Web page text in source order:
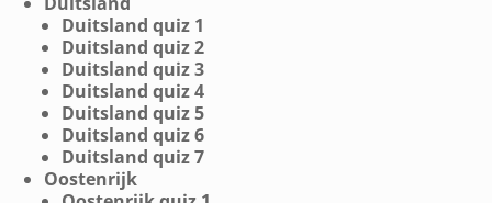
Duitsland quiz 1
Duitsland quiz 2
Duitsland quiz 3
Duitsland quiz 4
Duitsland quiz 5
Duitsland quiz 6
Duitsland quiz 7
Oostenrijk